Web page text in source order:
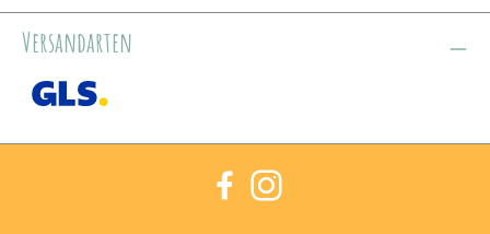
Versandarten
FacebookInstagram